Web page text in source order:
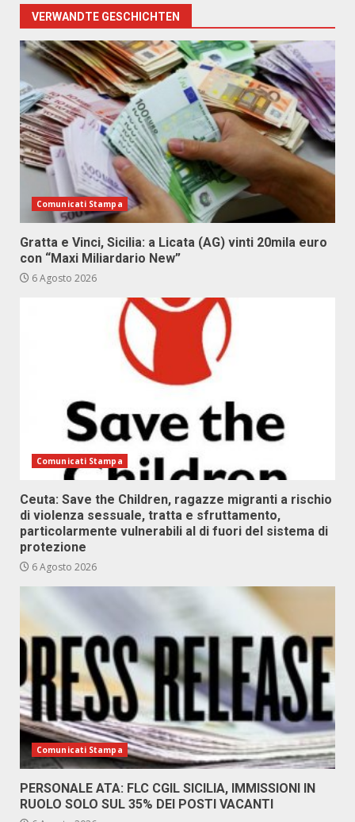
VERWANDTE GESCHICHTEN
Comunicati Stampa
Gratta e Vinci, Sicilia: a Licata (AG) vinti 20mila euro
con “Maxi Miliardario New”
6 Agosto 2026
Comunicati Stampa
Ceuta: Save the Children, ragazze migranti a rischio
di violenza sessuale, tratta e sfruttamento,
particolarmente vulnerabili al di fuori del sistema di
protezione
6 Agosto 2026
Comunicati Stampa
PERSONALE ATA: FLC CGIL SICILIA, IMMISSIONI IN
RUOLO SOLO SUL 35% DEI POSTI VACANTI